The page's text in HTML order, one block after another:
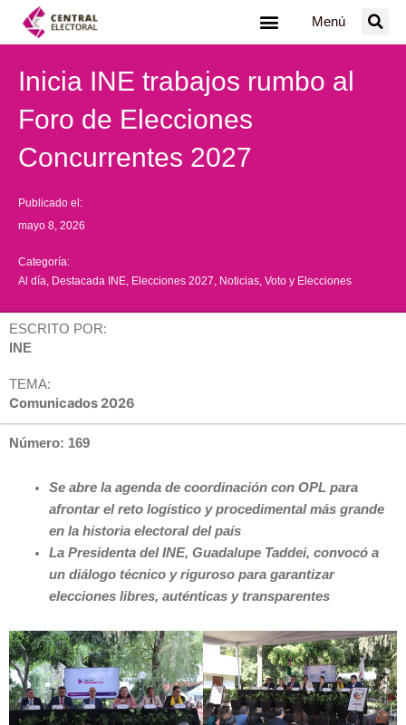
Menú
Inicia INE trabajos rumbo al
Foro de Elecciones
Concurrentes 2027
Publicado el:
mayo 8, 2026
Categoría:
Al día Destacada INE Elecciones 2027 Noticias Voto y Elecciones
ESCRITO POR:
INE
TEMA:
Comunicados 2026
Número: 169
Se abre la agenda de coordinación con OPL para
afrontar el reto logístico y procedimental más grande
en la historia electoral del país
La Presidenta del INE, Guadalupe Taddei, convocó a
un diálogo técnico y riguroso para garantizar
elecciones libres, auténticas y transparentes